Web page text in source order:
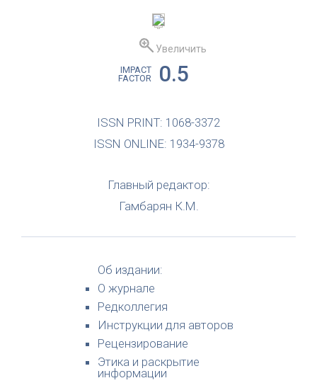
Увеличить
IMPACT
FACTOR
0.5
ISSN PRINT: 1068-3372
ISSN ONLINE: 1934-9378
Главный редактор:
Гамбарян К.М.
Об издании:
О журнале
Редколлегия
Инструкции для авторов
Рецензирование
Этика и раскрытие
информации